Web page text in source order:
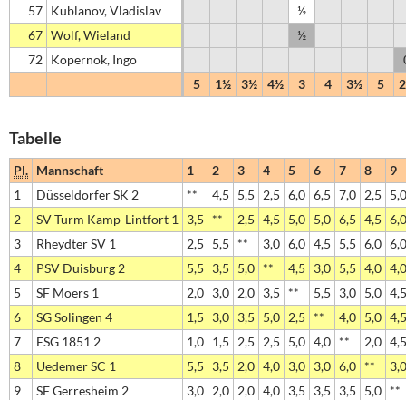
57 Kublanov, Vladislav
½
67 Wolf, Wieland
½
72 Kopernok, Ingo
5
1½ 3½ 4½ 3 4 3½ 5
Tabelle
Pl. Mannschaft 1 2 3 4 5 6 7 8
9
1
Düsseldorfer SK 2 ** 4,5 5,5 2,5 6,0 6,5 7,0 2,5
5,0
2
SV Turm Kamp-Lintfort 1 3,5 ** 2,5 4,5 5,0 5,0 6,5 4,5 6,0
3
Rheydter SV 1 2,5 5,5 ** 3,0 6,0 4,5 5,5 6,0 6,0
4
PSV Duisburg 2 5,5 3,5 5,0 ** 4,5 3,0 5,5 4,0 4,0
5
SF Moers 1 2,0 3,0 2,0 3,5 ** 5,5 3,0 5,0 4,5
6
SG Solingen 4 1,5 3,0 3,5 5,0 2,5 ** 4,0 5,0 4,5
7
ESG 1851 2 1,0 1,5 2,5 2,5 5,0 4,0 ** 2,0 4,5
8
Uedemer SC 1 5,5 3,5 2,0 4,0 3,0 3,0 6,0 **
3,0
9
SF Gerresheim 2 3,0 2,0 2,0 4,0 3,5 3,5 3,5 5,0 **